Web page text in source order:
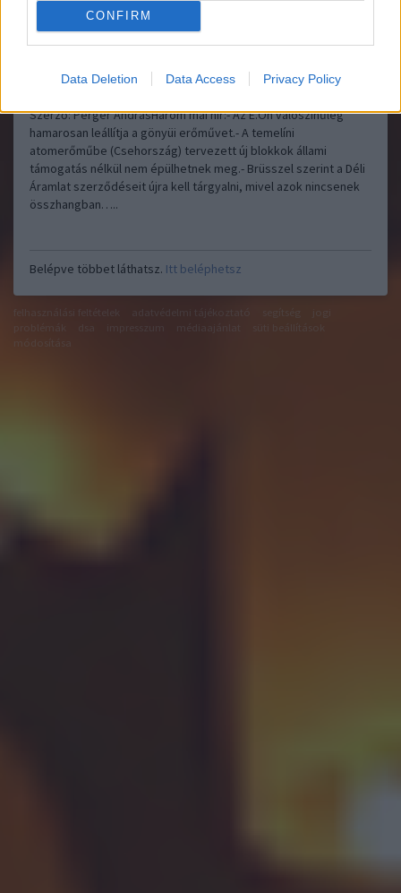
CONFIRM
Data Deletion Data Access Privacy Policy
Szerző: Perger AndrásHárom mai hír:- Az E.On valószínűleg
hamarosan leállítja a gönyüi erőművet.- A temelíni
atomerőműbe (Csehország) tervezett új blokkok állami
támogatás nélkül nem épülhetnek meg.- Brüsszel szerint a Déli
Áramlat szerződéseit újra kell tárgyalni, mivel azok nincsenek
összhangban…..
Belépve többet láthatsz. Itt beléphetsz